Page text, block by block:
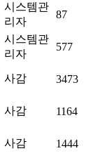
시스템관
리자
87
시스템관
리자
577
사감 3473
사감 1164
사감 1444